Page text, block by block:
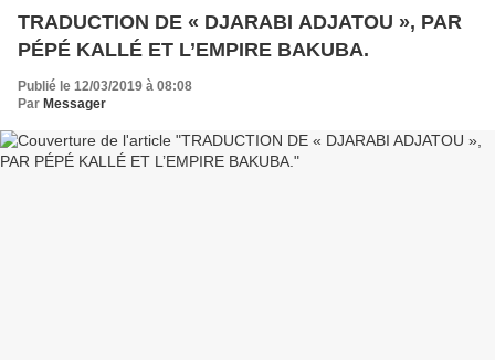
TRADUCTION DE « DJARABI ADJATOU », PAR
PÉPÉ KALLÉ ET L’EMPIRE BAKUBA.
Publié le 12/03/2019 à 08:08
Par Messager